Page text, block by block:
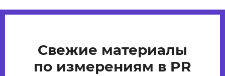
Свежие материалы
по измерениям в PR